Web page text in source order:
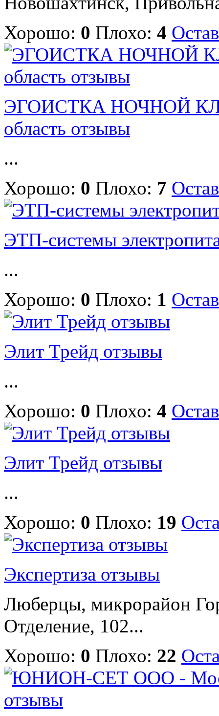
Хорошо: 0 Плохо: 4
ЭГОИСТКА НОЧНОЙ
область отзывы
...
Хорошо: 0 Плохо: 7
ЭТП-системы
...
Хорошо: 0 Плохо: 1
Элит Трейд отзывы
...
Хорошо: 0 Плохо: 4
Элит Трейд отзывы
...
Хорошо: 0 Плохо: 19
Экспертиза отзывы
Люберцы, микрорайон
Отделение, 102...
Хорошо: 0 Плохо: 22